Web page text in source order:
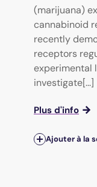
(marijuana)
cannabinoid
recently
receptors
experimental
investigate[...]
Plus d'info
Ajouter à la